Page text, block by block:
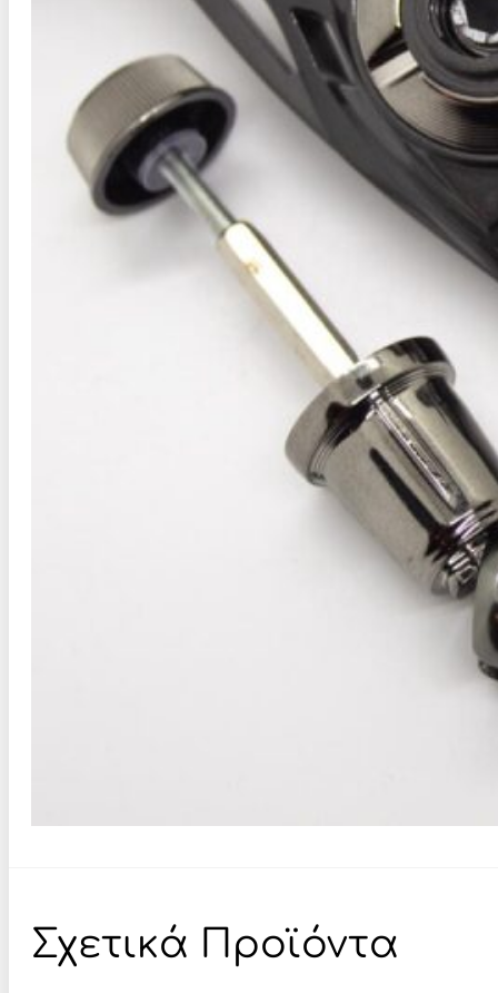
Σχετικά Προϊόντα